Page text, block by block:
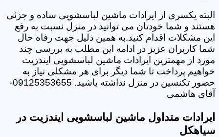
البته یکسری از ایرادات ماشین لباسشویی ساده و جزئی
هستند و شما خودتان می توانید در منزل نسبت به رفع
این مشکلات اقدام کنید.به همین دلیل جهت رفاه حال
شما کاربران عزیز در ادامه این مطلب به بررسی چند
مورد از مهمترین ایرادات ماشین لباسشویی ایندزیت
خواهیم پرداخت تا شما دیگر برای هر مشکلی نیاز به
حضور تکنسین در منزل نداشته باشید. 09125353655-
آقای هاشمی
ایرادات متداول ماشین لباسشویی ایندزیت در
سیاهکل